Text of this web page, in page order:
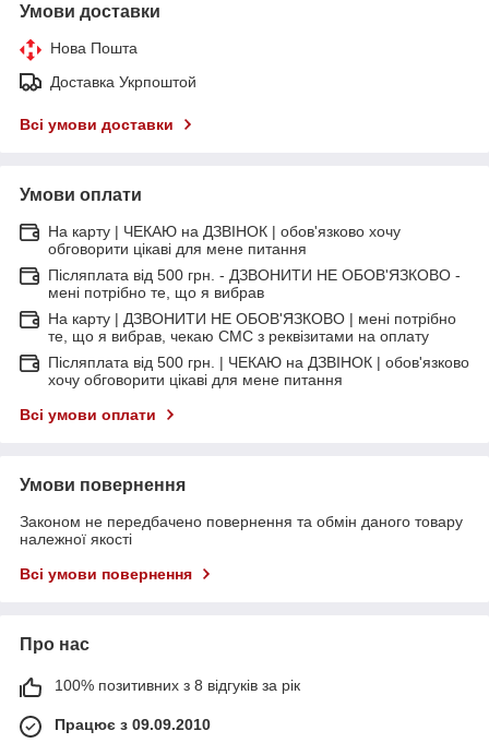
Умови доставки
Нова Пошта
Доставка Укрпоштой
Всі умови доставки
Умови оплати
На карту | ЧЕКАЮ на ДЗВІНОК | обов'язково хочу
обговорити цікаві для мене питання
Післяплата від 500 грн. - ДЗВОНИТИ НЕ ОБОВ'ЯЗКОВО -
мені потрібно те, що я вибрав
На карту | ДЗВОНИТИ НЕ ОБОВ'ЯЗКОВО | мені потрібно
те, що я вибрав, чекаю СМС з реквізитами на оплату
Післяплата від 500 грн. | ЧЕКАЮ на ДЗВІНОК | обов'язково
хочу обговорити цікаві для мене питання
Всі умови оплати
Умови повернення
Законом не передбачено повернення та обмін даного товару
належної якості
Всі умови повернення
Про нас
100% позитивних з 8 відгуків за рік
Працює з 09.09.2010